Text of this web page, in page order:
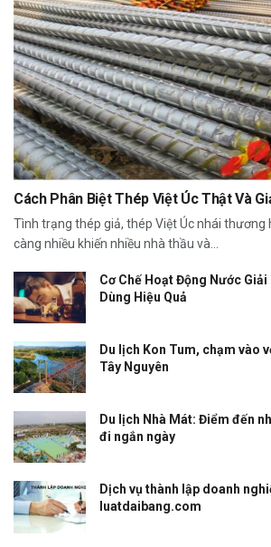
Cách Phân Biệt Thép Việt Úc Thật Và
Tình trạng thép giả, thép Việt Úc nhái thương
càng nhiều khiến nhiều nhà thầu và...
Cơ Chế Hoạt Động Nước Giải
Dùng Hiệu Quả
Du lịch Kon Tum, chạm vào
Tây Nguyên
Du lịch Nhà Mát: Điểm đến
đi ngắn ngày
Dịch vụ thành lập doanh
luatdaibang.com